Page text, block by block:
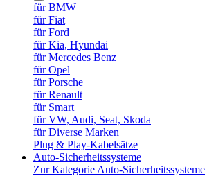
für BMW
für Fiat
für Ford
für Kia, Hyundai
für Mercedes Benz
für Opel
für Porsche
für Renault
für Smart
für VW, Audi, Seat, Skoda
für Diverse Marken
Plug & Play-Kabelsätze
Auto-Sicherheitssysteme
Zur Kategorie Auto-Sicherheitssysteme